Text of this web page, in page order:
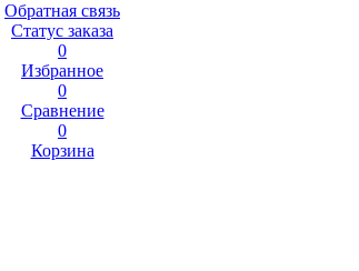
Обратная связь
Статус заказа
0
Избранное
0
Сравнение
0
Корзина